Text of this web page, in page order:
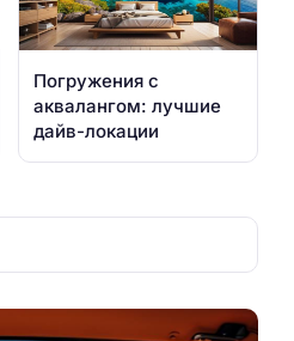
Погружения с
аквалангом: лучшие
дайв-локации